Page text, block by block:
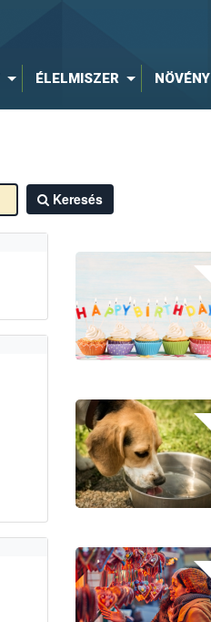
ÉLELMISZER NÖVÉNY
Keresés